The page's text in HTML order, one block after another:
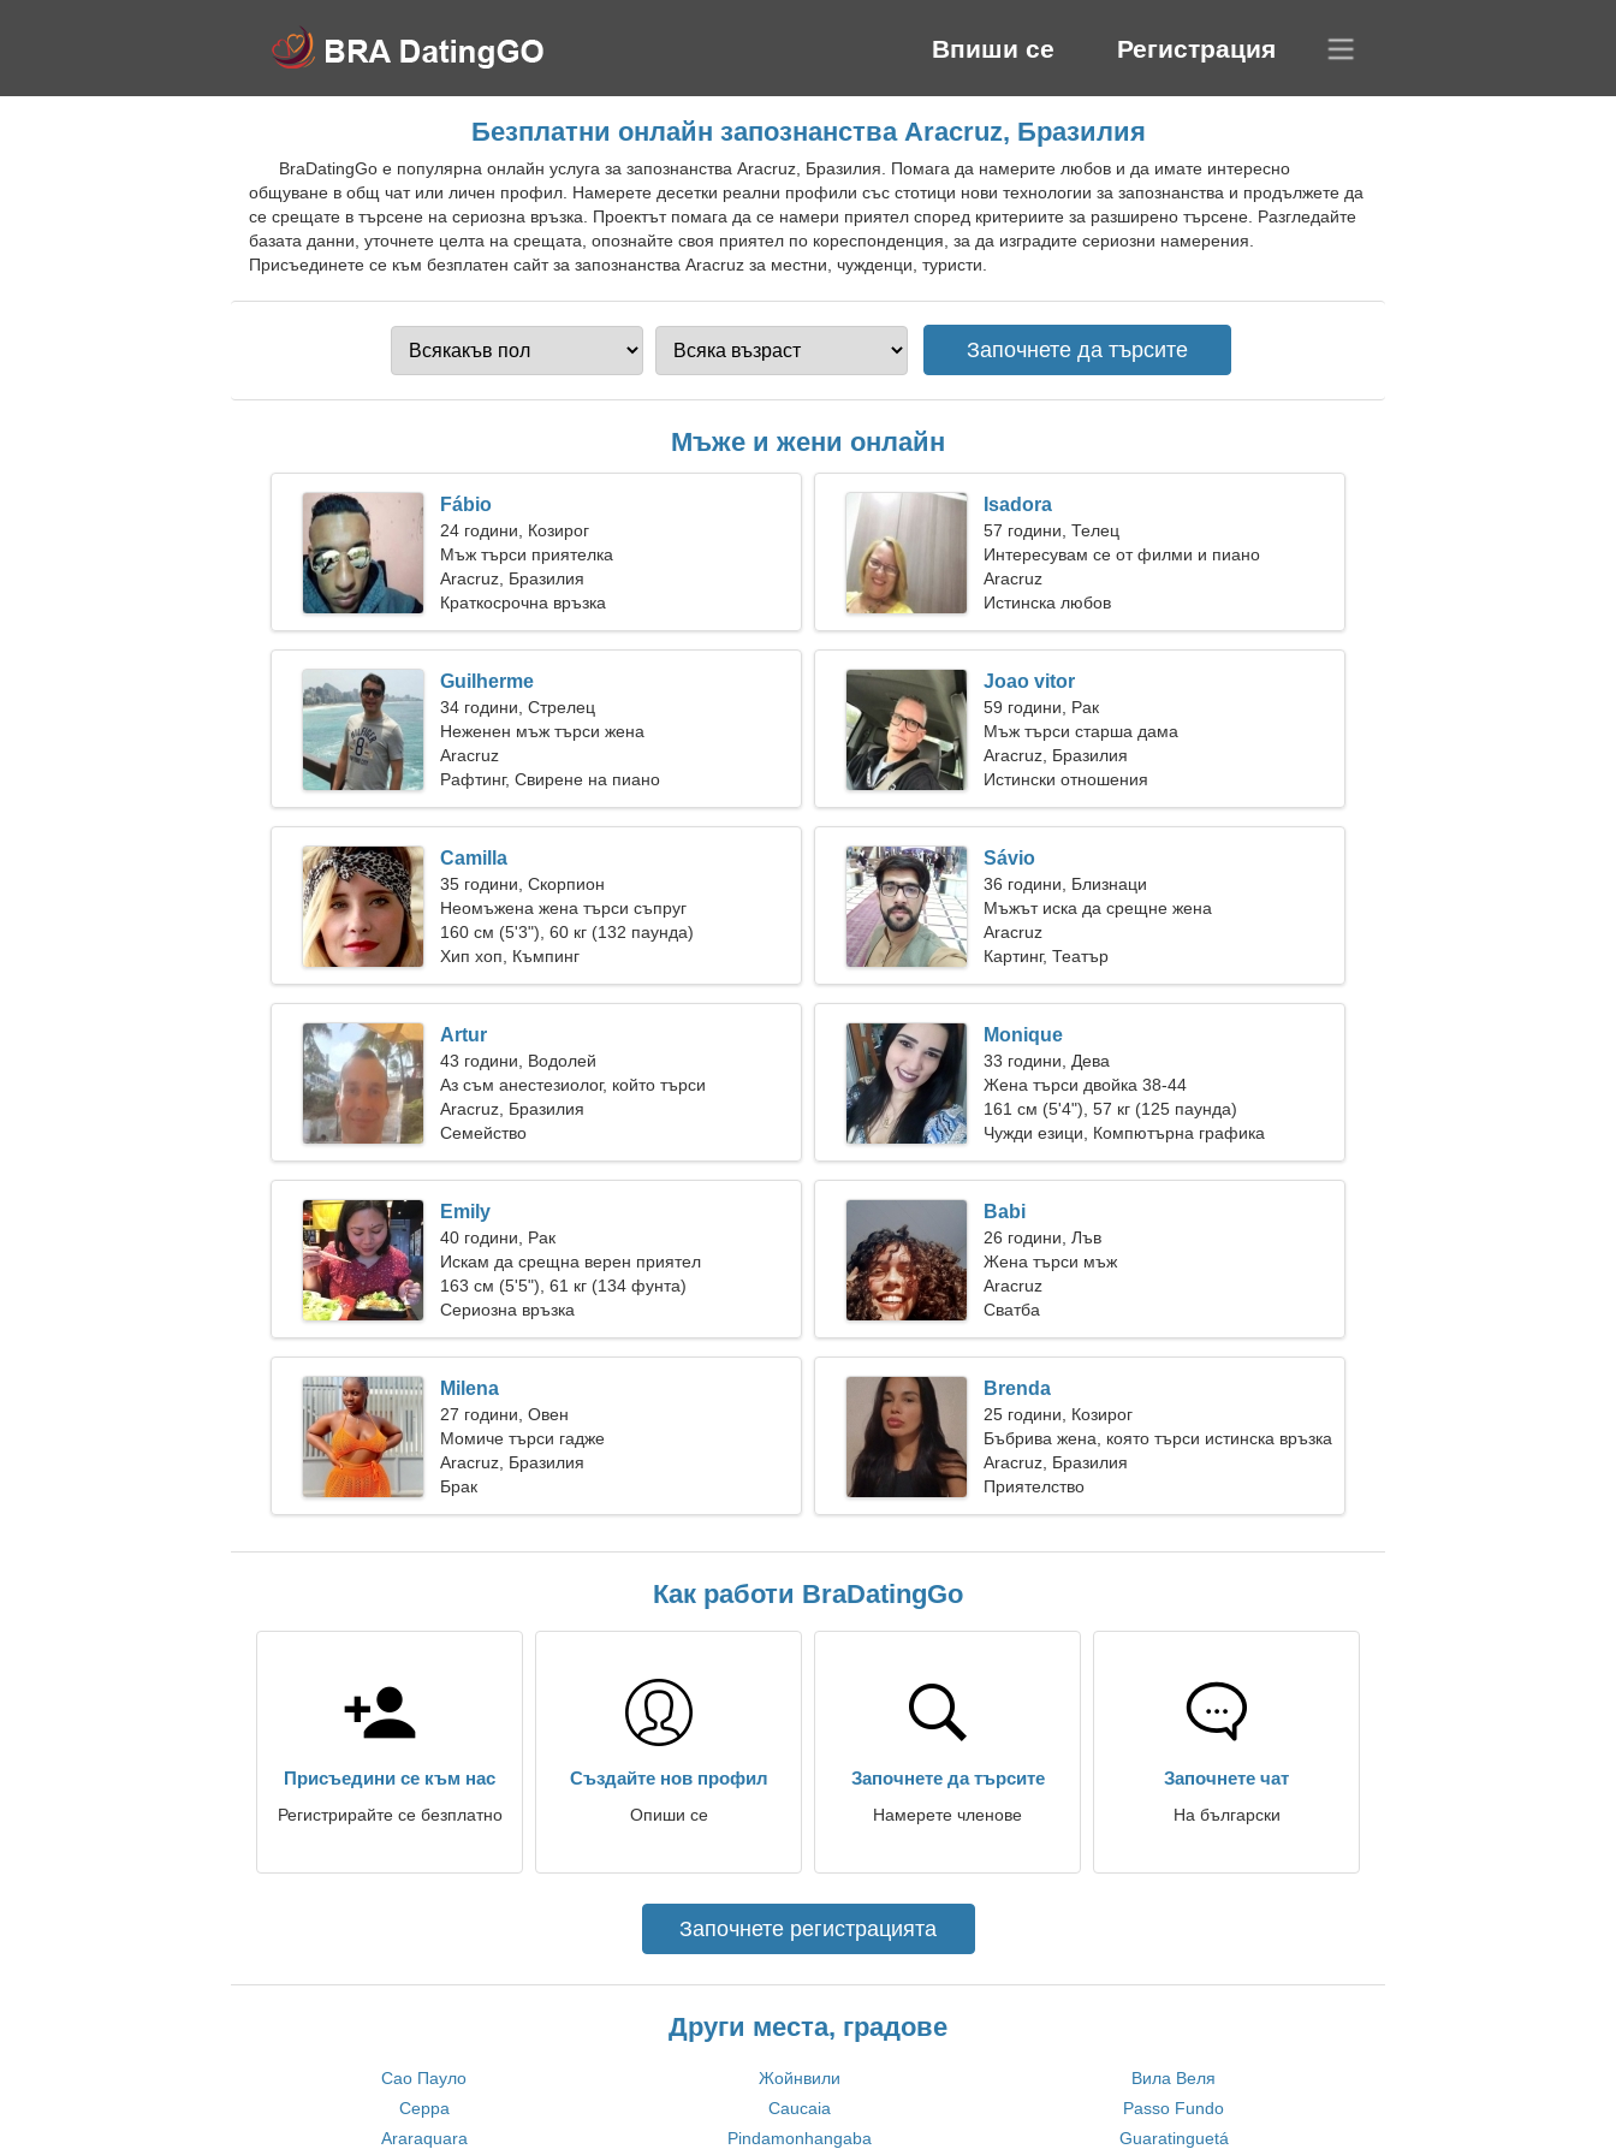
Впиши се Регистрация
Безплатни онлайн запознанства Aracruz, Бразилия
BraDatingGo е популярна онлайн услуга за запознанства Aracruz, Бразилия. Помага да намерите любов и да имате интересно
общуване в общ чат или личен профил. Намерете десетки реални профили със стотици нови технологии за запознанства и продължете да
се срещате в търсене на сериозна връзка. Проектът помага да се намери приятел според критериите за разширено търсене. Разгледайте
базата данни, уточнете целта на срещата, опознайте своя приятел по кореспонденция, за да изградите сериозни намерения.
Присъединете се към безплатен сайт за запознанства Aracruz за местни, чужденци, туристи.
Мъже и жени онлайн
Fábio
24 години, Козирог
Мъж търси приятелка
Aracruz, Бразилия
Краткосрочна връзка
Isadora
57 години, Телец
Интересувам се от филми и пиано
Aracruz
Истинска любов
Guilherme
34 години, Стрелец
Неженен мъж търси жена
Aracruz
Рафтинг, Свирене на пиано
Joao vitor
59 години, Рак
Мъж търси старша дама
Aracruz, Бразилия
Истински отношения
Camilla
35 години, Скорпион
Неомъжена жена търси съпруг
160 см (5'3"), 60 кг (132 паунда)
Хип хоп, Къмпинг
Sávio
36 години, Близнаци
Мъжът иска да срещне жена
Aracruz
Картинг, Театър
Artur
43 години, Водолей
Аз съм анестезиолог, който търси
срамежлива жена
Aracruz, Бразилия
Семейство
Monique
33 години, Дева
Жена търси двойка 38-44
161 см (5'4"), 57 кг (125 паунда)
Чужди езици, Компютърна графика
Emily
40 години, Рак
Искам да срещна верен приятел
163 см (5'5"), 61 кг (134 фунта)
Сериозна връзка
Babi
26 години, Лъв
Жена търси мъж
Aracruz
Сватба
Milena
27 години, Овен
Момиче търси гадже
Aracruz, Бразилия
Брак
Brenda
25 години, Козирог
Бъбрива жена, която търси истинска връзка
Aracruz, Бразилия
Приятелство
Как работи BraDatingGo
Присъедини се към нас
Регистрирайте се безплатно
Създайте нов профил
Опиши се
Започнете да търсите
Намерете членове
Започнете чат
На български
Започнете регистрацията
Други места, градове
Сао Пауло Жойнвили
Вила Веля
Серра
Caucaia
Passo Fundo
Araraquara
Pindamonhangaba Guaratinguetá